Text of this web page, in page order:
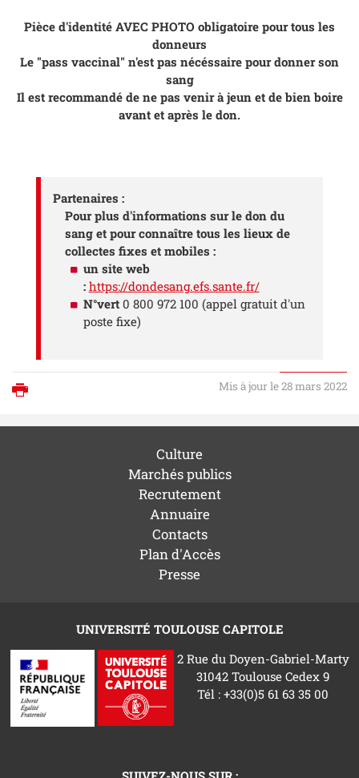
Pièce d'identité AVEC PHOTO obligatoire pour tous les
donneurs
Le "pass vaccinal" n'est pas nécéssaire pour donner son
sang
Il est recommandé de ne pas venir à jeun et de bien boire
avant et après le don.
Partenaires :
Pour plus d'informations sur le don du
sang et pour connaître tous les lieux de
collectes fixes et mobiles :
un site web
: https://dondesang.efs.sante.fr/
N°vert0 800 972 100 (appel gratuit d'un
poste fixe)
Mis à jour le 28 mars 2022
Culture
Marchés publics
Recrutement
Annuaire
Contacts
Plan d'Accès
Presse
UNIVERSITÉ TOULOUSE CAPITOLE
2 Rue du Doyen-Gabriel-Marty
31042 Toulouse Cedex 9
Tél : +33(0)5 61 63 35 00